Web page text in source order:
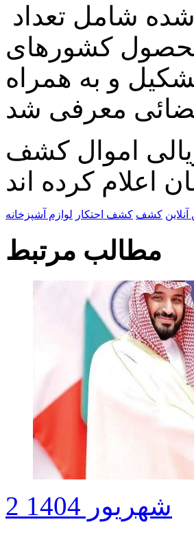
شامل تعداد
محصول کشورهای
و به همراه
اموال کشف
کشف کشف احتکار لوازم آشپزخانه
مطالب مرتبط
2 شهریور 1404